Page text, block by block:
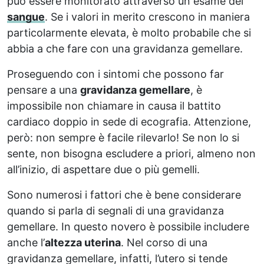
sangue. Se i valori in merito crescono in maniera
particolarmente elevata, è molto probabile che si
abbia a che fare con una gravidanza gemellare.
Proseguendo con i sintomi che possono far
pensare a una gravidanza gemellare, è
impossibile non chiamare in causa il battito
cardiaco doppio in sede di ecografia. Attenzione,
però: non sempre è facile rilevarlo! Se non lo si
sente, non bisogna escludere a priori, almeno non
all’inizio, di aspettare due o più gemelli.
Sono numerosi i fattori che è bene considerare
quando si parla di segnali di una gravidanza
gemellare. In questo novero è possibile includere
anche l’altezza uterina. Nel corso di una
gravidanza gemellare, infatti, l’utero si tende